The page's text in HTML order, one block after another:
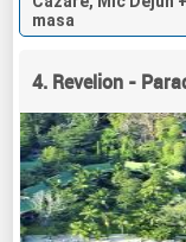
masa
4. Revelion -